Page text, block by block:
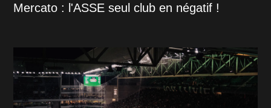
Mercato : l'ASSE seul club en négatif !